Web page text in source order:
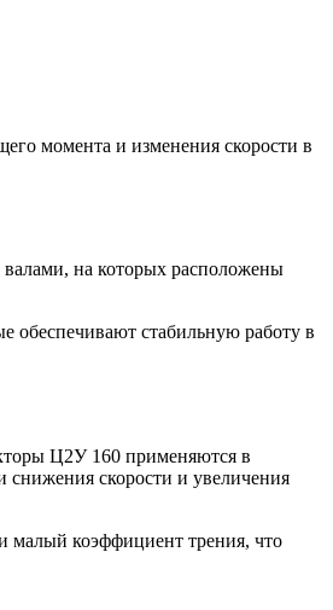
момента и изменения скорости в
валами, на которых расположены
обеспечивают стабильную работу в
Ц2У 160 применяются в
снижения скорости и увеличения
малый коэффициент трения, что